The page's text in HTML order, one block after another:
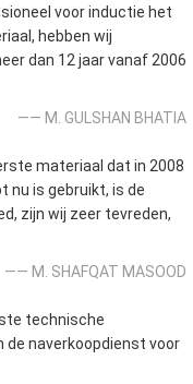
voor inductie het
hebben wij
dan 12 jaar vanaf 2006
—— M. GULSHAN BHATIA
materiaal dat in 2008
nu is gebruikt, is de
zijn wij zeer tevreden,
—— M. SHAFQAT MASOOD
technische
de naverkoopdienst voor